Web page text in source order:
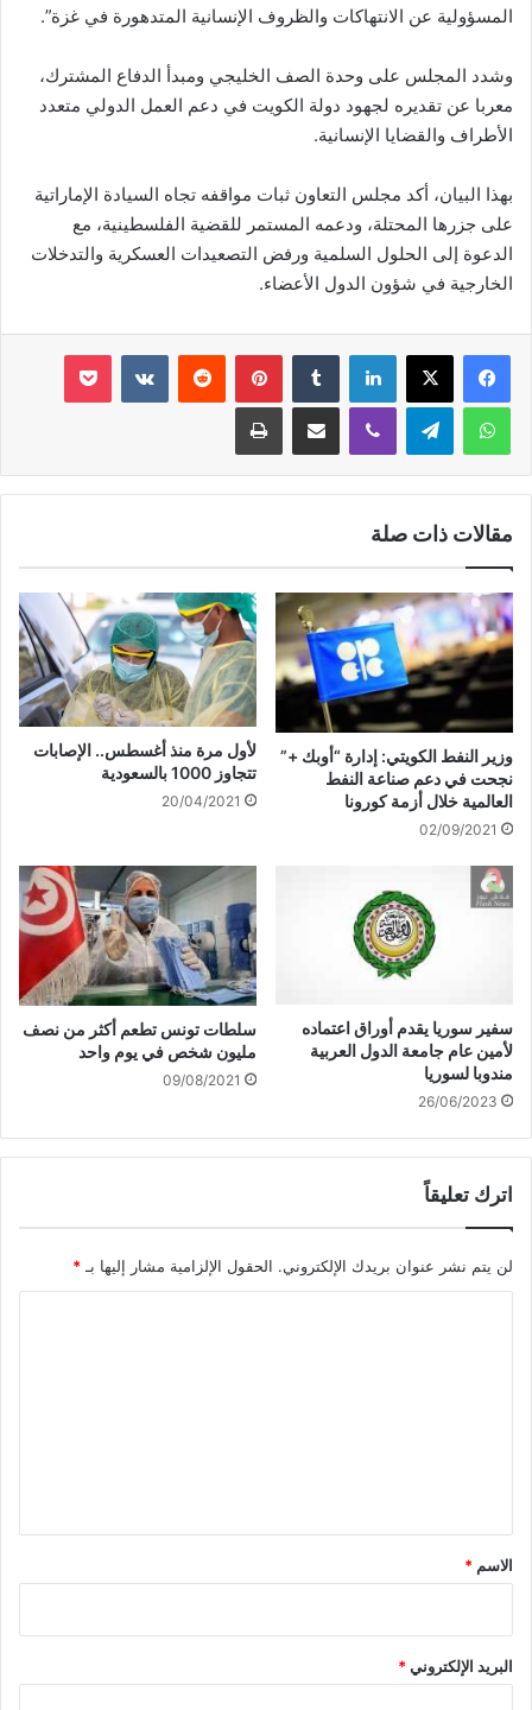
المسؤولية عن الانتهاكات والظروف الإنسانية المتدهورة في غزة”.
وشدد المجلس على وحدة الصف الخليجي ومبدأ الدفاع المشترك،
معربا عن تقديره لجهود دولة الكويت في دعم العمل الدولي متعدد
الأطراف والقضايا الإنسانية.
بهذا البيان، أكد مجلس التعاون ثبات مواقفه تجاه السيادة الإماراتية
على جزرها المحتلة، ودعمه المستمر للقضية الفلسطينية، مع
الدعوة إلى الحلول السلمية ورفض التصعيدات العسكرية والتدخلات
الخارجية في شؤون الدول الأعضاء.
لينكدإن بينتيريست
واتساب
مقالات ذات صلة
وزير النفط الكويتي: إدارة “أوبك +”
نجحت في دعم صناعة النفط
العالمية خلال أزمة كورونا
02/09/2021
لأول مرة منذ أغسطس.. الإصابات
تتجاوز 1000 بالسعودية
20/04/2021
سفير سوريا يقدم أوراق اعتماده
لأمين عام جامعة الدول العربية
مندوبا لسوريا
26/06/2023
سلطات تونس تطعم أكثر من نصف
مليون شخص في يوم واحد
09/08/2021
اترك تعليقاً
لن يتم نشر عنوان بريدك الإلكتروني. الحقول الإلزامية مشار إليها بـ*
*
الاسم *
البريد الإلكتروني*